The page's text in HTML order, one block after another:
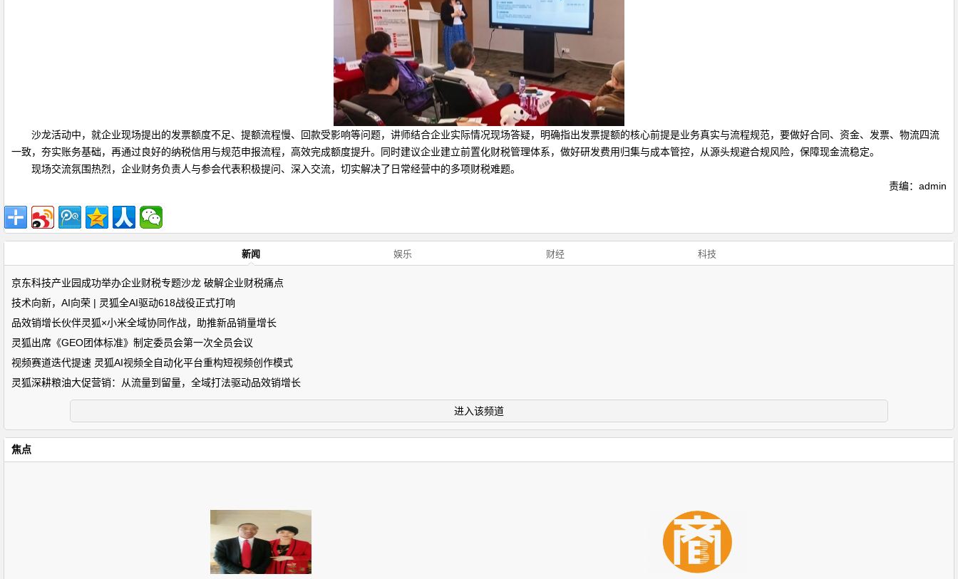
沙龙活动中，就企业现场提出的发票额度不足、提额流程慢、回款受影响等问题，讲师结合企业实际情况现场答疑，明确指出发票提额的核心前提是业务真实与流程规范，要做好合同、资金、发票、物流四流
一致，夯实账务基础，再通过良好的纳税信用与规范申报流程，高效完成额度提升。同时建议企业建立前置化财税管理体系，做好研发费用归集与成本管控，从源头规避合规风险，保障现金流稳定。
现场交流氛围热烈，企业财务负责人与参会代表积极提问、深入交流，切实解决了日常经营中的多项财税难题。
责编：admin
新闻 娱乐 财经 科技
京东科技产业园成功举办企业财税专题沙龙 破解企业财税痛点
技术向新，AI向荣 | 灵狐全AI驱动618战役正式打响
品效销增长伙伴灵狐×小米全域协同作战，助推新品销量增长
灵狐出席《GEO团体标准》制定委员会第一次全员会议
视频赛道迭代提速 灵狐AI视频全自动化平台重构短视频创作模式
灵狐深耕粮油大促营销：从流量到留量，全域打法驱动品效销增长
进入该频道
焦点